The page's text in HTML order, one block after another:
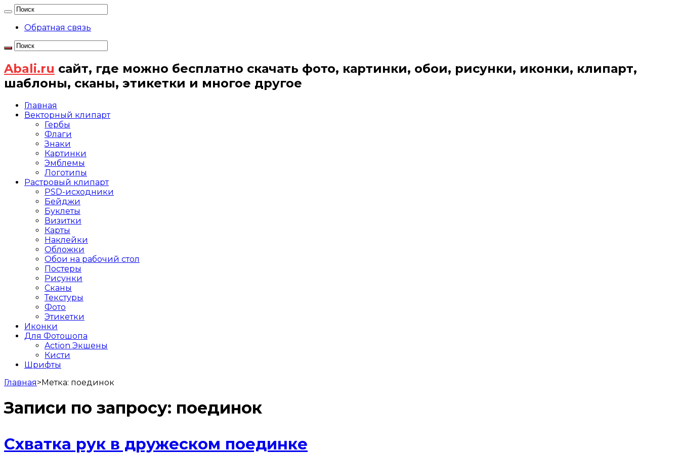
Обратная связь
Abali.ru сайт, где можно бесплатно скачать фото, картинки, обои, рисунки, иконки, клипарт,
шаблоны, сканы, этикетки и многое другое
Главная
Векторный клипарт
Гербы
Флаги
Знаки
Картинки
Эмблемы
Логотипы
Растровый клипарт
PSD-исходники
Бейджи
Буклеты
Визитки
Карты
Наклейки
Обложки
Обои на рабочий стол
Постеры
Рисунки
Сканы
Текстуры
Фото
Этикетки
Иконки
Для Фотошопа
Action Экшены
Кисти
Шрифты
Главная>Метка: поединок
Записи по запросу: поединок
Схватка рук в дружеском поединке